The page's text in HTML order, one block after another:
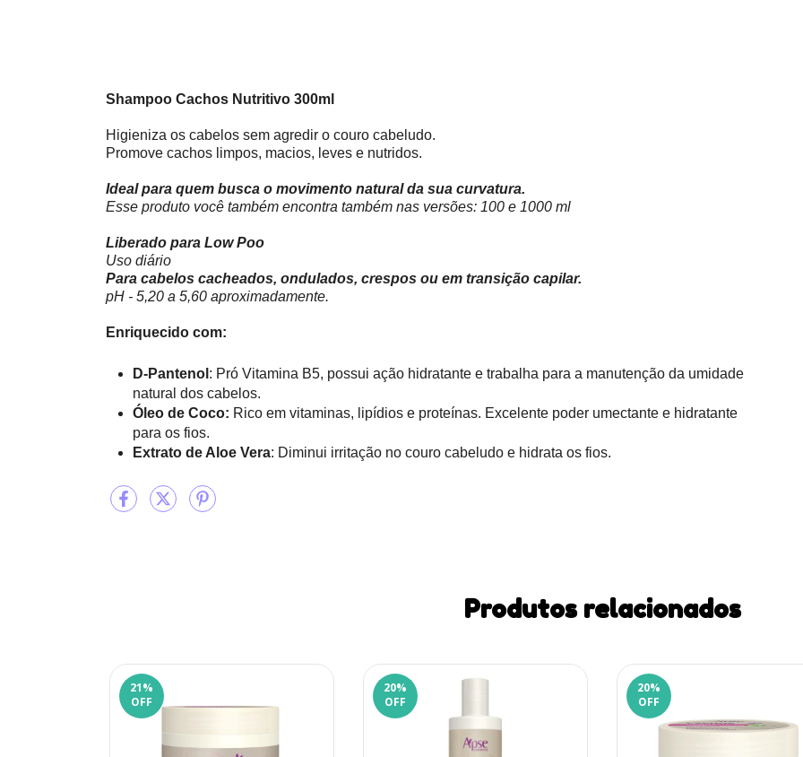
Shampoo Cachos Nutritivo 300ml
Higieniza os cabelos sem agredir o couro cabeludo.
Promove cachos limpos, macios, leves e nutridos.
Ideal para quem busca o movimento natural da sua curvatura.
Esse produto você também encontra também nas versões: 100 e 1000 ml
Liberado para Low Poo
Uso diário
Para cabelos cacheados, ondulados, crespos ou em transição capilar.
pH - 5,20 a 5,60 aproximadamente.
Enriquecido com:
D-Pantenol : Pró Vitamina B5, possui ação hidratante e trabalha para a manutenção da umidade
natural dos cabelos.
Óleo de Coco: Rico em vitaminas, lipídios e proteínas. Excelente poder umectante e hidratante
para os fios.
Extrato de Aloe Vera: Diminui irritação no couro cabeludo e hidrata os fios.
Produtos relacionados
21 %
OFF
20%
OFF
20%
OFF